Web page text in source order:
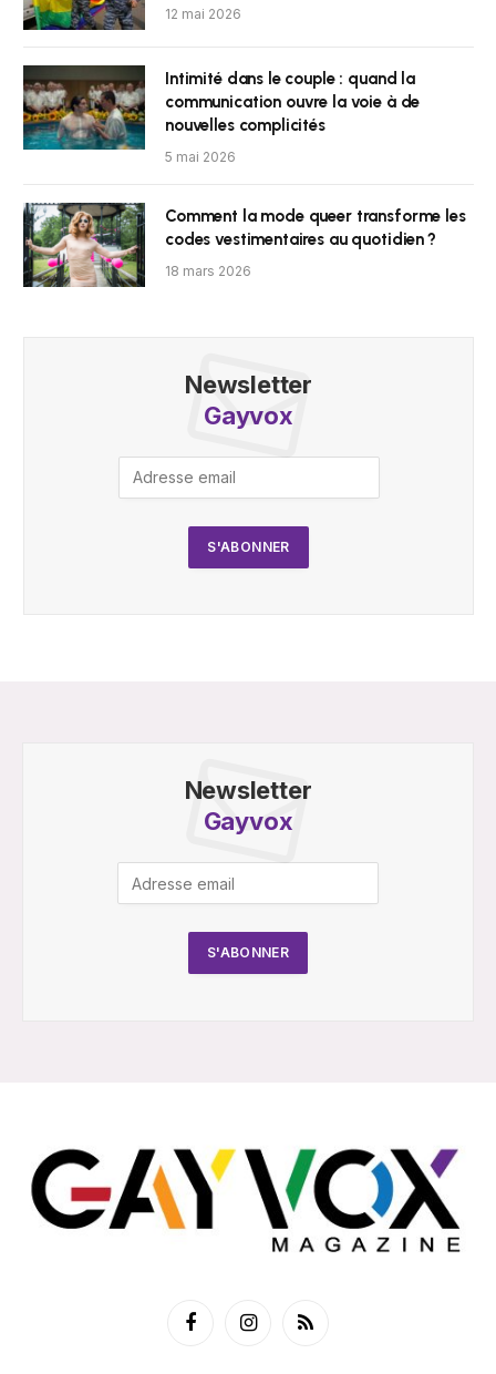
12 mai 2026
Intimité dans le couple : quand la
communication ouvre la voie à de
nouvelles complicités
5 mai 2026
Comment la mode queer transforme les
codes vestimentaires au quotidien ?
18 mars 2026
Newsletter
Gayvox
Newsletter
Gayvox
FacebookInstagramRSS